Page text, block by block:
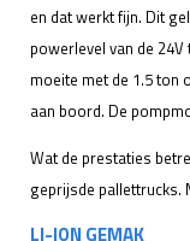
en dat werkt fijn. Dit
powerlevel van de
moeite met de 1.5 ton
aan boord. De
Wat de prestaties
geprijsde pallettrucks.
LI-ION GEMAK